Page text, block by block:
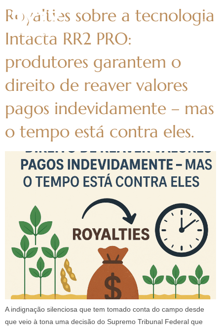
Royalties sobre a tecnologia
Intacta RR2 PRO:
produtores garantem o
direito de reaver valores
pagos indevidamente – mas
o tempo está contra eles.
A indignação silenciosa que tem tomado conta do campo desde
que veio à tona uma decisão do Supremo Tribunal Federal que